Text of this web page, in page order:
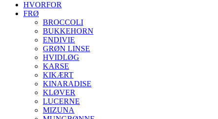
HVORFOR
FRØ
BROCCOLI
BUKKEHORN
ENDIVIE
GRØN LINSE
HVIDLØG
KARSE
KIKÆRT
KINARADISE
KLØVER
LUCERNE
MIZUNA